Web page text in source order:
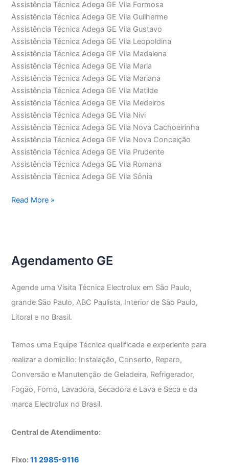
Assistência Técnica Adega GE Vila Formosa
Assistência Técnica Adega GE Vila Guilherme
Assistência Técnica Adega GE Vila Gustavo
Assistência Técnica Adega GE Vila Leopoldina
Assistência Técnica Adega GE Vila Madalena
Assistência Técnica Adega GE Vila Maria
Assistência Técnica Adega GE Vila Mariana
Assistência Técnica Adega GE Vila Matilde
Assistência Técnica Adega GE Vila Medeiros
Assistência Técnica Adega GE Vila Nivi
Assistência Técnica Adega GE Vila Nova Cachoeirinha
Assistência Técnica Adega GE Vila Nova Conceição
Assistência Técnica Adega GE Vila Prudente
Assistência Técnica Adega GE Vila Romana
Assistência Técnica Adega GE Vila Sônia
Assistência
Read More »
Agendamento GE
Agende uma Visita Técnica Electrolux em São Paulo,
grande São Paulo, ABC Paulista, Interior de São Paulo,
Litoral e no Brasil.
Temos uma Equipe Técnica qualificada e experiente para
realizar a domicílio: Instalação, Conserto, Reparo,
Conversão e Manutenção de Geladeira, Refrigerador,
Fogão, Forno, Lavadora, Secadora e Lava e Seca e da
marca Electrolux no Brasil.
Central de Atendimento:
Fixo:11 2985-9116